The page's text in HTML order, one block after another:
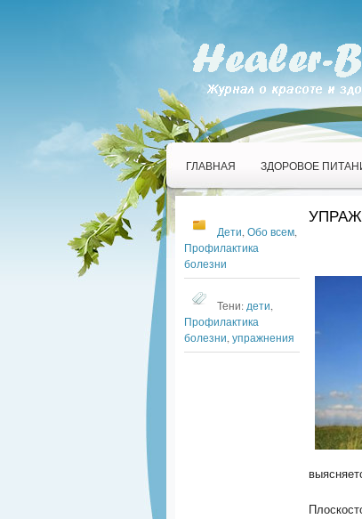
ГЛАВНАЯ ЗДОРОВОЕ
Дети Обо всем
Профилактика
болезни
Тени: дети
Профилактика
болезни упражнения